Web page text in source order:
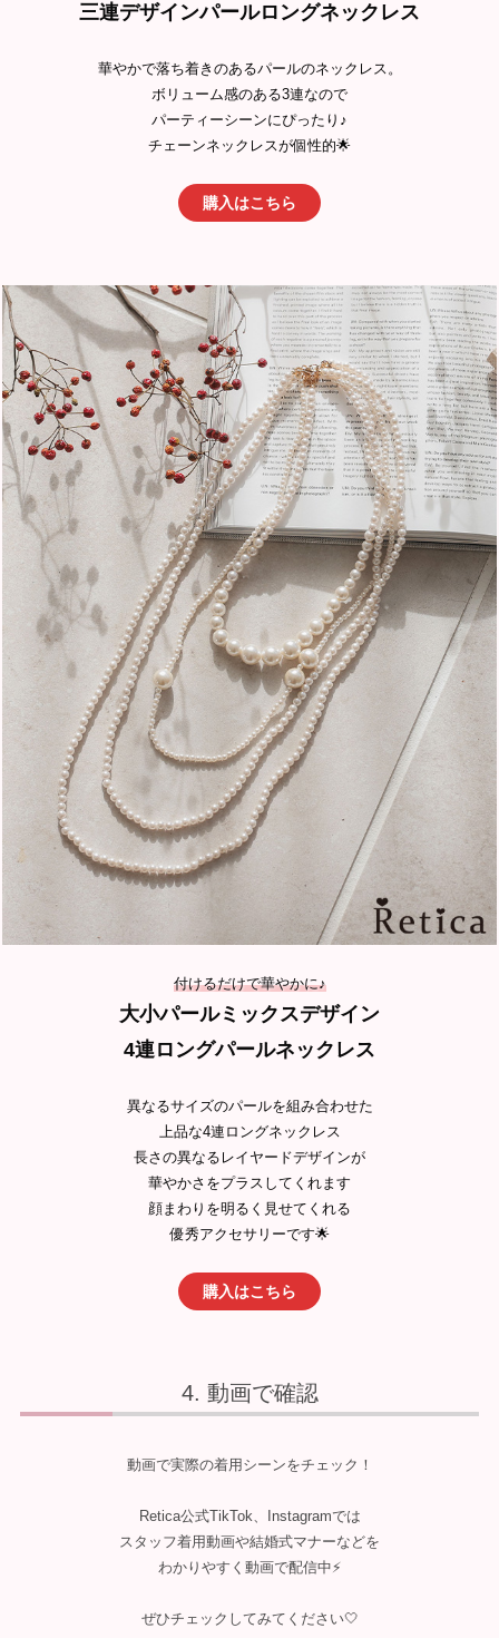
三連デザインパールロングネックレス
華やかで落ち着きのあるパールのネックレス。
ボリューム感のある3連なので
パーティーシーンにぴったり♪
チェーンネックレスが個性的🌟
購入はこちら
付けるだけで華やかに♪
大小パールミックスデザイン
4連ロングパールネックレス
異なるサイズのパールを組み合わせた
上品な4連ロングネックレス
長さの異なるレイヤードデザインが
華やかさをプラスしてくれます
顔まわりを明るく見せてくれる
優秀アクセサリーです🌟
購入はこちら
動画で確認
動画で実際の着用シーンをチェック！
Retica公式TikTok、Instagramでは
スタッフ着用動画や結婚式マナーなどを
わかりやすく動画で配信中⚡️
ぜひチェックしてみてください🤍